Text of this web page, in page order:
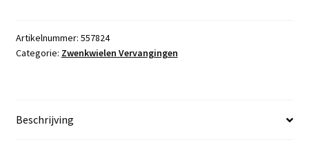
Artikelnummer: 557824
Categorie: Zwenkwielen Vervangingen
Beschrijving